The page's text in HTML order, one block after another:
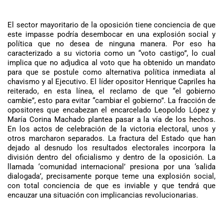
El sector mayoritario de la oposición tiene conciencia de que
este impasse podría desembocar en una explosión social y
política que no desea de ninguna manera. Por eso ha
caracterizado a su victoria como un “voto castigo”, lo cual
implica que no adjudica al voto que ha obtenido un mandato
para que se postule como alternativa política inmediata al
chavismo y al Ejecutivo. El líder opositor Henrique Capriles ha
reiterado, en esta línea, el reclamo de que “el gobierno
cambie”, esto para evitar “cambiar el gobierno”. La fracción de
opositores que encabezan el encarcelado Leopoldo López y
María Corina Machado plantea pasar a la vía de los hechos.
En los actos de celebración de la victoria electoral, unos y
otros marcharon separados. La fractura del Estado que han
dejado al desnudo los resultados electorales incorpora la
división dentro del oficialismo y dentro de la oposición. La
llamada ‘comunidad internacional’ presiona por una ‘salida
dialogada’, precisamente porque teme una explosión social,
con total conciencia de que es inviable y que tendrá que
encauzar una situación con implicancias revolucionarias.